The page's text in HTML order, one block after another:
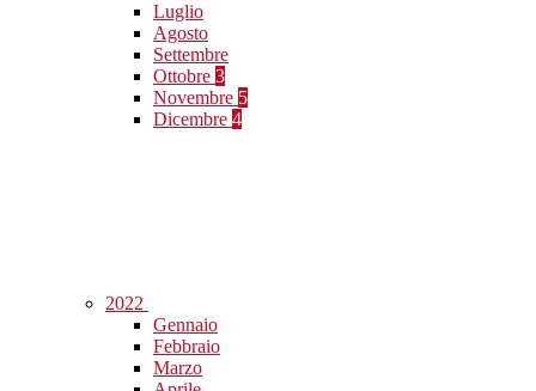
Luglio
Agosto
Settembre
Ottobre 3
Novembre 5
Dicembre 4
2022
Gennaio
Febbraio
Marzo